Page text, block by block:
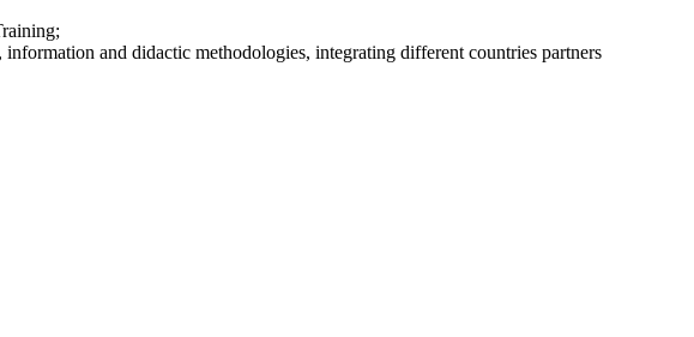
and didactic methodologies, integrating different countries partners